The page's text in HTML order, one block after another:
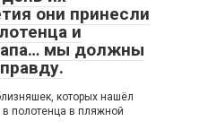
они принесли
и
мы должны
которых нашёл
полотенца в пляжной